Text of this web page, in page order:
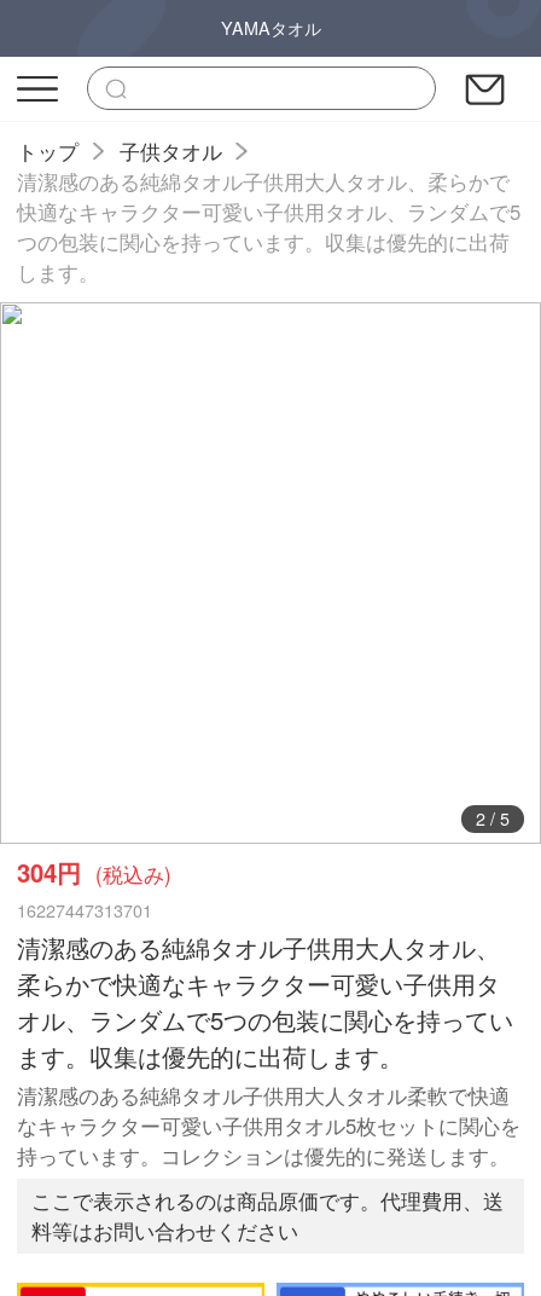
YAMAタオル
トップ
子供タオル
清潔感のある純綿タオル子供用大人タオル、柔らかで
快適なキャラクター可愛い子供用タオル、ランダムで5
つの包装に関心を持っています。収集は優先的に出荷
します。
2/ 5
304円 (税込み)
16227447313701
清潔感のある純綿タオル子供用大人タオル、
柔らかで快適なキャラクター可愛い子供用タ
オル、ランダムで5つの包装に関心を持ってい
ます。収集は優先的に出荷します。
清潔感のある純綿タオル子供用大人タオル柔軟で快適
なキャラクター可愛い子供用タオル5枚セットに関心を
持っています。コレクションは優先的に発送します。
ここで表示されるのは商品原価です。代理費用、送
料等はお問い合わせください